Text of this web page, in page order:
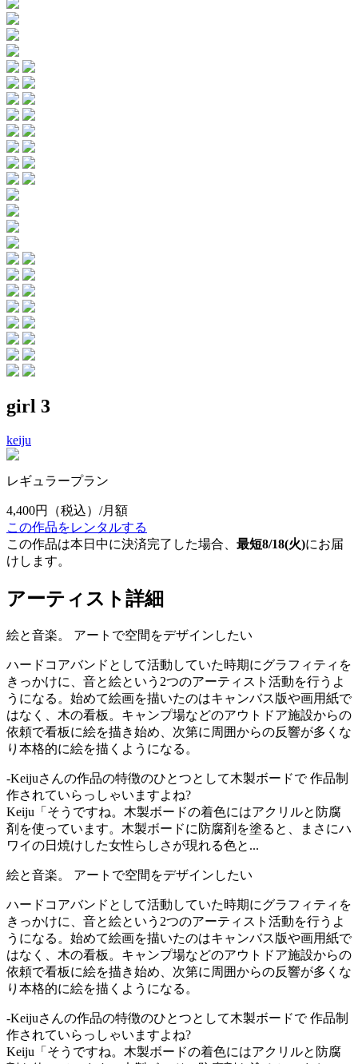
girl 3
keiju
レギュラープラン
4,400円
（税込）/月額
この作品をレンタルする
この作品は本日中に決済完了した場合、 最短8/18(火)にお届
けします。
アーティスト詳細
絵と音楽。 アートで空間をデザインしたい
ハードコアバンドとして活動していた時期にグラフィティを
きっかけに、音と絵という2つのアーティスト活動を行うよ
うになる。始めて絵画を描いたのはキャンバス版や画用紙で
はなく、木の看板。キャンプ場などのアウトドア施設からの
依頼で看板に絵を描き始め、次第に周囲からの反響が多くな
り本格的に絵を描くようになる。
-Keijuさんの作品の特徴のひとつとして木製ボードで 作品制
作されていらっしゃいますよね?
Keiju「そうですね。木製ボードの着色にはアクリルと防腐
剤を使っています。木製ボードに防腐剤を塗ると、まさにハ
ワイの日焼けした女性らしさが現れる色と...
絵と音楽。 アートで空間をデザインしたい
ハードコアバンドとして活動していた時期にグラフィティを
きっかけに、音と絵という2つのアーティスト活動を行うよ
うになる。始めて絵画を描いたのはキャンバス版や画用紙で
はなく、木の看板。キャンプ場などのアウトドア施設からの
依頼で看板に絵を描き始め、次第に周囲からの反響が多くな
り本格的に絵を描くようになる。
-Keijuさんの作品の特徴のひとつとして木製ボードで 作品制
作されていらっしゃいますよね?
Keiju「そうですね。木製ボードの着色にはアクリルと防腐